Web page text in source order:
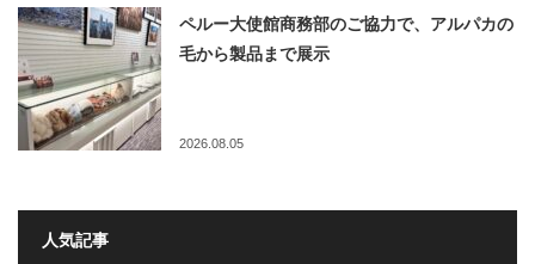
ペルー大使館商務部のご協力で、アルパカの
毛から製品まで展示
2026.08.05
人気記事